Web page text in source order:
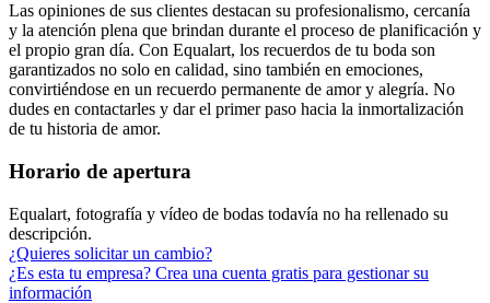
Las opiniones de sus clientes destacan su profesionalismo, cercanía
y la atención plena que brindan durante el proceso de planificación y
el propio gran día. Con Equalart, los recuerdos de tu boda son
garantizados no solo en calidad, sino también en emociones,
convirtiéndose en un recuerdo permanente de amor y alegría. No
dudes en contactarles y dar el primer paso hacia la inmortalización
de tu historia de amor.
Horario de apertura
Equalart, fotografía y vídeo de bodas todavía no ha rellenado su
descripción.
¿Quieres solicitar un cambio?
¿Es esta tu empresa? Crea una cuenta gratis para gestionar su
información